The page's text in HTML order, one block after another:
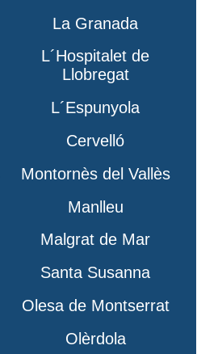
La Granada
L´Hospitalet de
Llobregat
L´Espunyola
Cervelló
Montornès del Vallès
Manlleu
Malgrat de Mar
Santa Susanna
Olesa de Montserrat
Olèrdola